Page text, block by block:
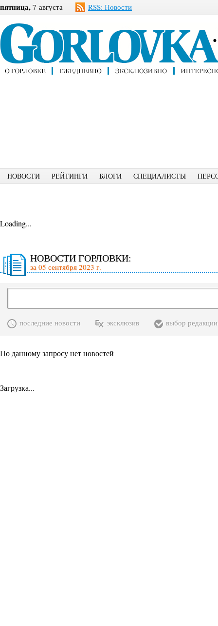
пятница, 7 августа RSS: Новости
НОВОСТИ РЕЙТИНГИ БЛОГИ СПЕЦИАЛИСТЫ
Loading...
НОВОСТИ ГОРЛОВКИ:
за 05 сентября 2023 г.
последние новости эксклюзив выбор редакции
По данному запросу нет новостей
Загрузка...